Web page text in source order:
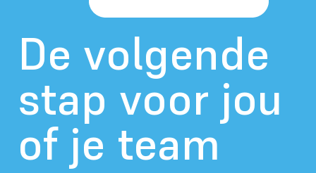
De volgende
stap voor jou
of je team